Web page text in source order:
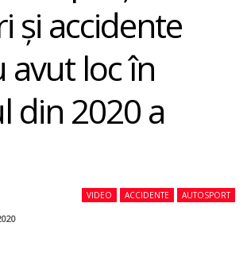
şi accidente
avut loc în
din 2020 a
VIDEO ACCIDENTE AUTOSPORT